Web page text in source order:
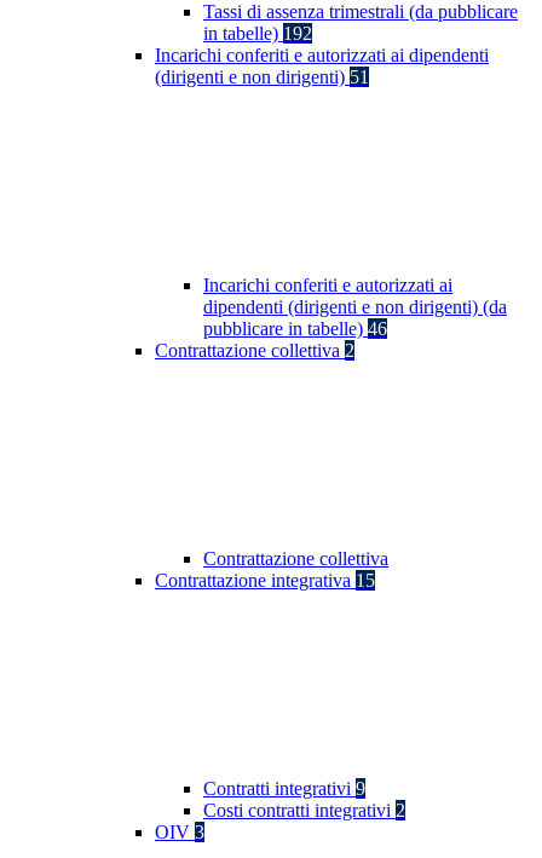
Tassi di assenza trimestrali (da pubblicare
in tabelle) 192
Incarichi conferiti e autorizzati ai dipendenti
(dirigenti e non dirigenti) 51
Incarichi conferiti e autorizzati ai
dipendenti (dirigenti e non dirigenti) (da
pubblicare in tabelle) 46
Contrattazione collettiva 2
Contrattazione collettiva
Contrattazione integrativa 15
Contratti integrativi 9
Costi contratti integrativi 2
OIV 3